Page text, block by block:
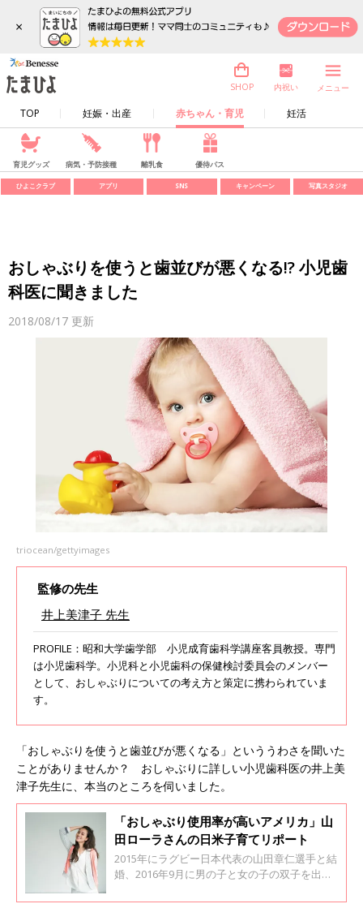
×
TOP 妊娠・出産 赤ちゃん・育児 妊活
SHOP 内祝い メニュー
育児グッズ 病気・予防接種 離乳食 優待パス
ひよこクラブ アプリ SNS キャンペーン 写真スタジオ
おしゃぶりを使うと歯並びが悪くなる!? 小児歯
科医に聞きました
2018/08/17 更新
triocean/gettyimages
監修の先生
井上美津子 先生
PROFILE：昭和大学歯学部 小児成育歯科学講座客員教授。専門
は小児歯科学。小児科と小児歯科の保健検討委員会のメンバー
として、おしゃぶりについての考え方と策定に携わられていま
す。
「おしゃぶりを使うと歯並びが悪くなる」といううわさを聞いた
ことがありませんか？ おしゃぶりに詳しい小児歯科医の井上美
津子先生に、本当のところを伺いました。
「おしゃぶり使用率が高いアメリカ」山
田ローラさんの日米子育てリポート
2015年にラグビー日本代表の山田章仁選手と結
婚、2016年9月に男の子と女の子の双子を出産
ご実家がアメリカにあります。そんなローラさ